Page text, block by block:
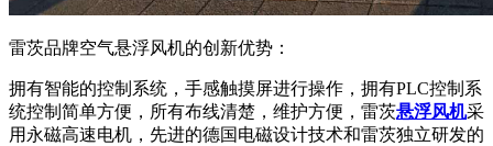
雷茨品牌空气悬浮风机的创新优势：
拥有智能的控制系统，手感触摸屏进行操作，拥有PLC控制系
统控制简单方便，所有布线清楚，维护方便，雷茨悬浮风机采
用永磁高速电机，先进的德国电磁设计技术和雷茨独立研发的